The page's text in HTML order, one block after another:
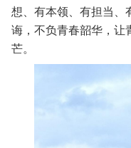
想、有本领、有担当、
诲，不负青春韶华，让
芒。